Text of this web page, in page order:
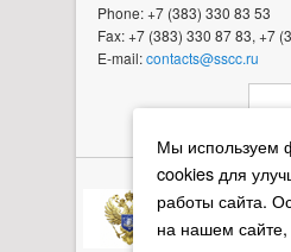
Мы используем
cookies для
работы сайта.
на нашем
Phone: +7 (383) 330 83 53
Fax: +7 (383) 330 87 83, +7
E-mail:contacts@sscc.ru